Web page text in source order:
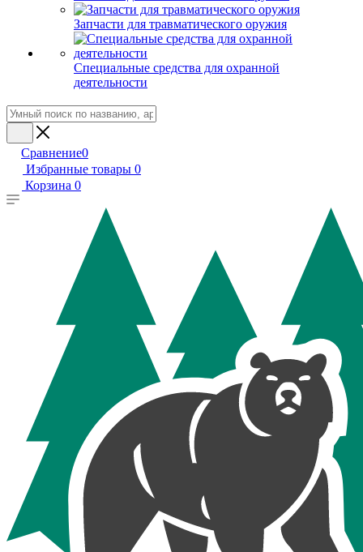
Запчасти для травматического оружия
Специальные средства для охранной
деятельности
Сравнение0
Избранные товары 0
Корзина 0